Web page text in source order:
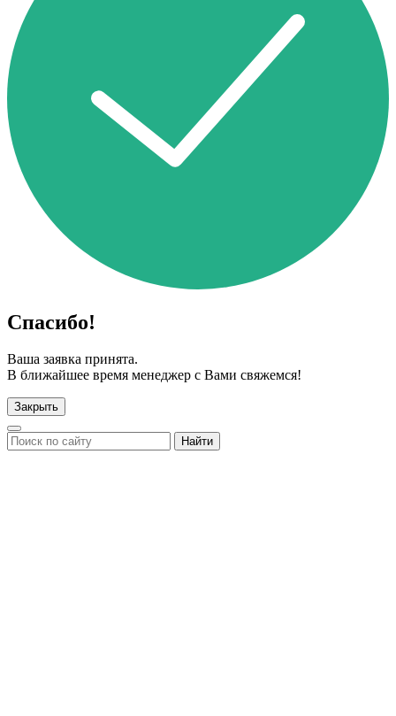
Спасибо!
Ваша заявка принята.
В ближайшее время менеджер с Вами свяжемся!
Закрыть
Найти